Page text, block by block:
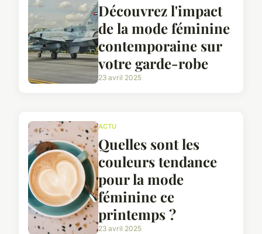
Découvrez l'impact
de la mode féminine
contemporaine sur
votre garde-robe
23 avril 2025
ACTU
Quelles sont les
couleurs tendance
pour la mode
féminine ce
printemps ?
23 avril 2025